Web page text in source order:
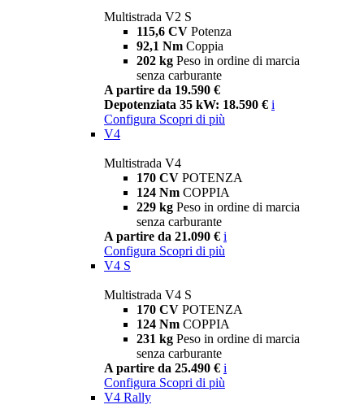
Multistrada V2 S
115,6 CV Potenza
92,1 Nm Coppia
202 kg Peso in ordine di marcia
senza carburante
A partire da 19.590 €
Depotenziata 35 kW: 18.590 € i
Configura Scopri di più
V4
Multistrada V4
170 CV POTENZA
124 Nm COPPIA
229 kg Peso in ordine di marcia
senza carburante
A partire da 21.090 € i
Configura Scopri di più
V4 S
Multistrada V4 S
170 CV POTENZA
124 Nm COPPIA
231 kg Peso in ordine di marcia
senza carburante
A partire da 25.490 € i
Configura Scopri di più
V4 Rally